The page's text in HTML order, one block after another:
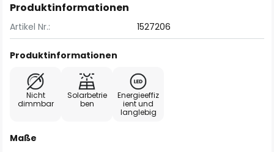
Produktinformationen
Artikel Nr.: 1527206
Produktinformationen
Nicht
dimmbar
Solarbetrie
ben
Energieeffiz
ient und
langlebig
Maße